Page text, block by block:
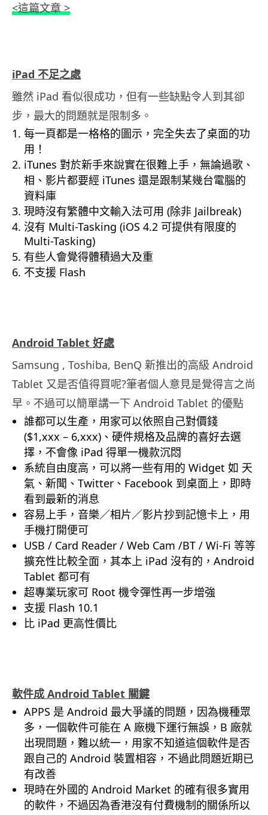
<這篇文章 >
iPad 不足之處
雖然 iPad 看似很成功，但有一些缺點令人到其卻
步，最大的問題就是限制多。
每一頁都是一格格的圖示，完全失去了桌面的功
用！
iTunes 對於新手來說實在很難上手，無論過歌、
相、影片都要經 iTunes 還是跟制某幾台電腦的
資料庫
現時沒有繁體中文輸入法可用 (除非 Jailbreak)
沒有 Multi-Tasking (iOS 4.2 可提供有限度的
Multi-Tasking)
有些人會覺得體積過大及重
不支援 Flash
Android Tablet 好處
Samsung , Toshiba, BenQ 新推出的高級 Android
Tablet 又是否值得買呢?筆者個人意見是覺得言之尚
早。不過可以簡單講一下 Android Tablet 的優點
誰都可以生產，用家可以依照自己對價錢
($1,xxx – 6,xxx)、硬件規格及品牌的喜好去選
擇，不會像 iPad 得單一機款沉悶
系統自由度高，可以將一些有用的 Widget 如 天
氣、新聞、Twitter、Facebook 到桌面上，即時
看到最新的消息
容易上手，音樂／相片／影片抄到記憶卡上，用
手機打開便可
USB / Card Reader / Web Cam /BT / Wi-Fi 等等
擴充性比較全面，其本上 iPad 沒有的，Android
Tablet 都可有
超專業玩家可 Root 機令彈性再一步增強
支援 Flash 10.1
比 iPad 更高性價比
軟件成 Android Tablet 關鍵
APPS 是 Android 最大爭議的問題，因為機種眾
多，一個軟件可能在 A 廠機下運行無誤，B 廠就
出現問題，難以統一，用家不知道這個軟件是否
跟自己的 Android 裝置相容，不過此問題近期已
有改善
現時在外國的 Android Market 的確有很多實用
的軟件，不過因為香港沒有付費機制的關係所以